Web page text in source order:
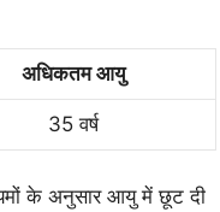
अधिकतम आयु
35 वर्ष
के अनुसार आयु में छूट दी